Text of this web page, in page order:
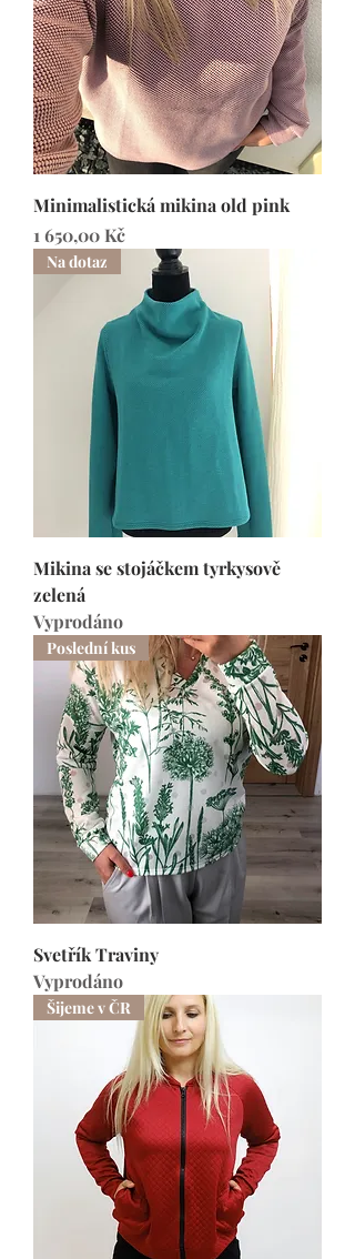
Minimalistická mikina old pink
Cena
1 650,00 Kč
Na dotaz
Mikina se stojáčkem tyrkysově
zelená
Vyprodáno
Poslední kus
Svetřík Traviny
Vyprodáno
Šijeme v ČR